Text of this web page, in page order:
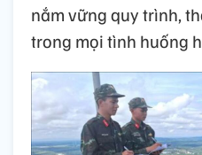
nắm vững quy trình,
trong mọi tình huống